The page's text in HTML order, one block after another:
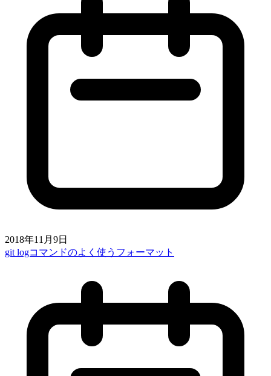
2018年11月9日
git logコマンドのよく使うフォーマット